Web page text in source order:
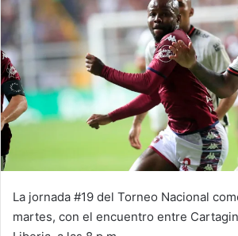
La jornada #19 del Torneo Nacional
martes, con el encuentro entre